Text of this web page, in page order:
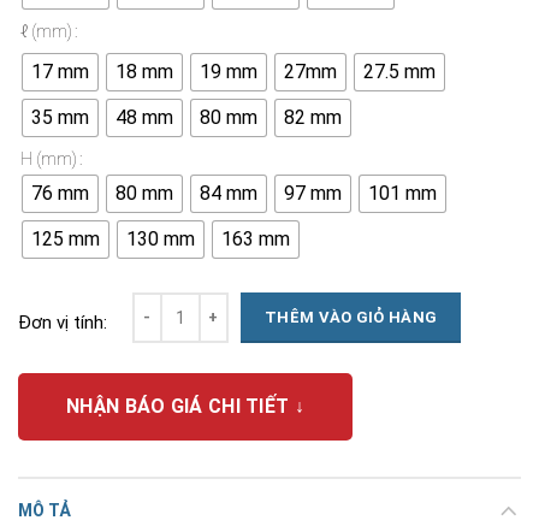
ℓ (mm)
17 mm 18 mm 19 mm 27mm
27.5 mm
35 mm
48 mm 80 mm 82 mm
H (mm)
76 mm 80 mm 84 mm 97 mm
101 mm
125 mm
130 mm 163 mm
Đơn vị tính: THÊM VÀO GIỎ HÀNG
NHẬN BÁO GIÁ CHI TIẾT ↓
MÔ TẢ